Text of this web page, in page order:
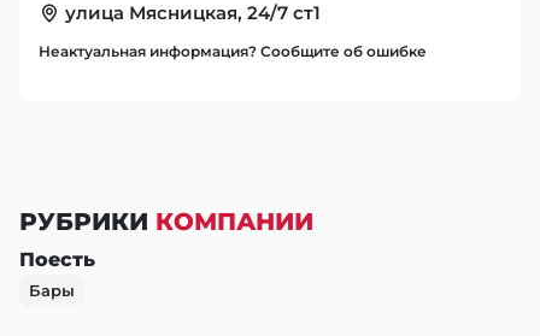
улица Мясницкая, 24/7 ст1
Неактуальная информация? Сообщите об ошибке
РУБРИКИ КОМПАНИИ
Поесть
Бары